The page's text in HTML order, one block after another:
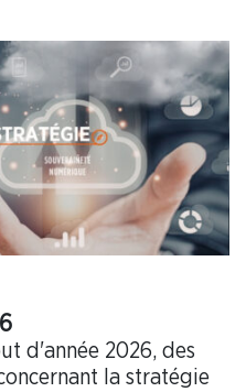
d'année 2026, des
la stratégie